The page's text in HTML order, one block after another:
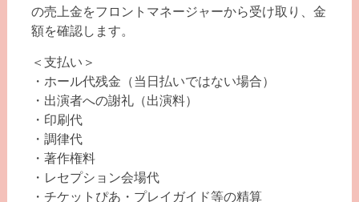
の売上金をフロントマネージャーから受け取り、金
額を確認します。
＜支払い＞
・ホール代残金（当日払いではない場合）
・出演者への謝礼（出演料）
・印刷代
・調律代
・著作権料
・レセプション会場代
・チケットぴあ・プレイガイド等の精算